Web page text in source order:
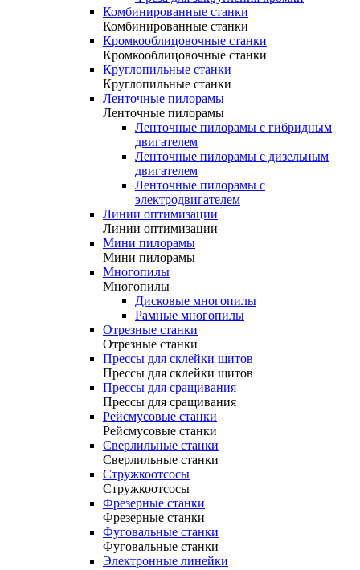
Комбинированные станки
Комбинированные станки
Кромкооблицовочные станки
Кромкооблицовочные станки
Круглопильные станки
Круглопильные станки
Ленточные пилорамы
Ленточные пилорамы
Ленточные пилорамы с гибридным
двигателем
Ленточные пилорамы с дизельным
двигателем
Ленточные пилорамы с
электродвигателем
Линии оптимизации
Линии оптимизации
Мини пилорамы
Мини пилорамы
Многопилы
Многопилы
Дисковые многопилы
Рамные многопилы
Отрезные станки
Отрезные станки
Прессы для склейки щитов
Прессы для склейки щитов
Прессы для сращивания
Прессы для сращивания
Рейсмусовые станки
Рейсмусовые станки
Сверлильные станки
Сверлильные станки
Стружкоотсосы
Стружкоотсосы
Фрезерные станки
Фрезерные станки
Фуговальные станки
Фуговальные станки
Электронные линейки